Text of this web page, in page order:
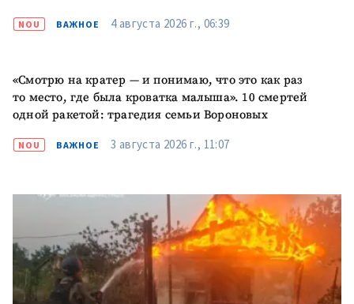
NOU ВАЖНОЕ 4 августа 2026 г., 06:39
«Смотрю на кратер — и понимаю, что это как раз
то место, где была кроватка малыша». 10 смертей
одной ракетой: трагедия семьи Вороновых
NOU ВАЖНОЕ 3 августа 2026 г., 11:07